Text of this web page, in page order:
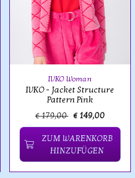
IVKO Woman
IVKO - Jacket Structure
Pattern Pink
€ 179,00 € 149,00
ZUM WARENKORB
HINZUFÜGEN